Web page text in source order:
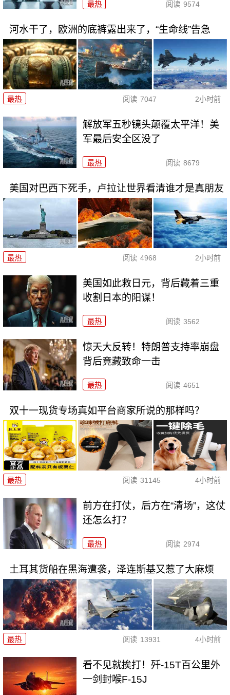
最热 阅读 9574
河水干了，欧洲的底裤露出来了，“生命线”告急
最热 阅读 7047 2小时前
解放军五秒镜头颠覆太平洋！美
军最后安全区没了
最热 阅读 8679
美国对巴西下死手，卢拉让世界看清谁才是真朋友
最热 阅读 4968 2小时前
美国如此救日元，背后藏着三重
收割日本的阳谋！
最热 阅读 3562
惊天大反转！特朗普支持率崩盘
背后竟藏致命一击
最热 阅读 4651
双十一现货专场真如平台商家所说的那样吗？
最热 阅读 31145 4小时前
前方在打仗，后方在“清场”，这仗
还怎么打？
最热 阅读 2974
土耳其货船在黑海遭袭，泽连斯基又惹了大麻烦
最热 阅读 13931 4小时前
看不见就挨打！歼-15T百公里外
一剑封喉F-15J